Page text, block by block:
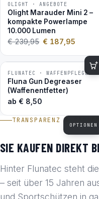
−22 %
OLIGHT · ANGEBOTE
Olight Marauder Mini 2 –
kompakte Powerlampe
10.000 Lumen
€239,95 € 187,95
BESTSELLER
FLUNATEC · WAFFENPFLEGE
Fluna Gun Degreaser
(Waffenentfetter)
ab € 8,50
OPTIONEN
TRANSPARENZ &
SIE KAUFEN DIREKT
Hinter Flunatec steht
– seit über 15 Jahren